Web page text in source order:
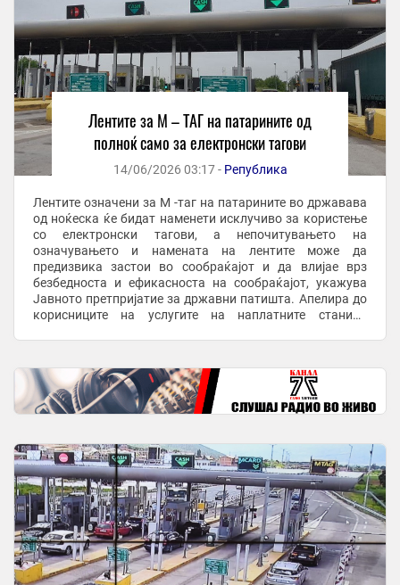
Лентите за М – ТАГ на патарините од
полноќ само за електронски тагови
14/06/2026 03:17 - Република
Лентите означени за M -таг на патарините во државава
од ноќеска ќе бидат наменети исклучиво за користење
со електронски тагови, а непочитувањето на
означувањето и намената на лентите може да
предизвика застои во сообраќајот и да влијае врз
безбедноста и ефикасноста на сообраќајот, укажува
Јавното претпријатие за државни патишта. Апелира до
корисниците на услугите на наплатните станици